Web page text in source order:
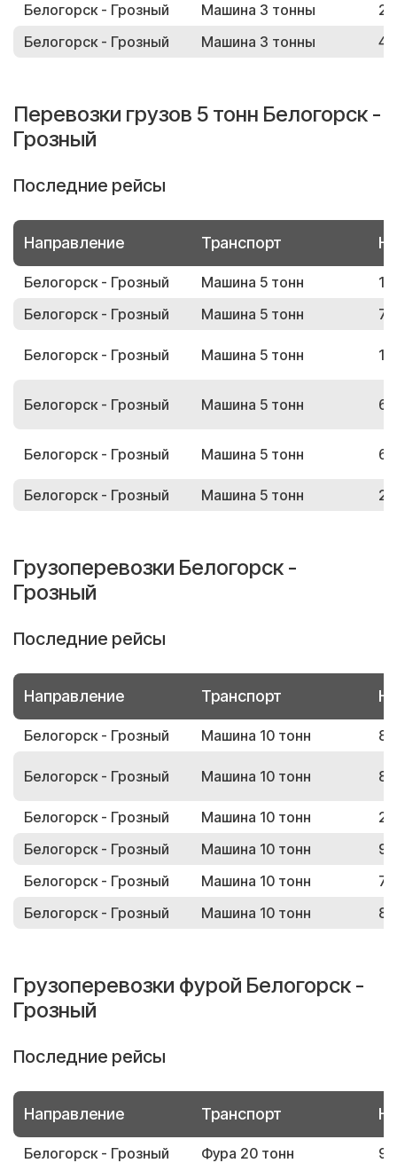
Белогорск - Грозный
Машина 3 тонны
Белогорск - Грозный
Машина 3 тонны
Перевозки грузов 5 тонн Белогорск -
Грозный
Последние рейсы
Направление Транспорт
Белогорск - Грозный Машина 5 тонн
Белогорск - Грозный
Машина 5 тонн
Белогорск - Грозный Машина 5 тонн
Белогорск - Грозный Машина 5 тонн
Белогорск - Грозный Машина 5 тонн
Белогорск - Грозный Машина 5 тонн
Грузоперевозки Белогорск -
Грозный
Последние рейсы
Направление Транспорт
Белогорск - Грозный Машина 10 тонн
Белогорск - Грозный Машина 10 тонн
Белогорск - Грозный Машина 10 тонн
Белогорск - Грозный
Машина 10 тонн
Белогорск - Грозный
Машина 10 тонн
Белогорск - Грозный
Машина 10 тонн
Грузоперевозки фурой Белогорск -
Грозный
Последние рейсы
Направление Транспорт
Белогорск - Грозный Фура 20 тонн